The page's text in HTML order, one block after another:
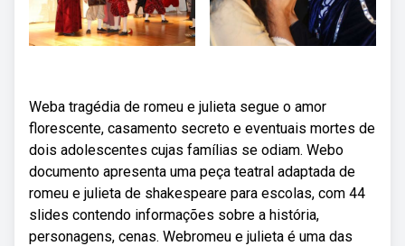
Weba tragédia de romeu e julieta segue o amor
florescente, casamento secreto e eventuais mortes de
dois adolescentes cujas famílias se odiam. Webo
documento apresenta uma peça teatral adaptada de
romeu e julieta de shakespeare para escolas, com 44
slides contendo informações sobre a história,
personagens, cenas. Webromeu e julieta é uma das